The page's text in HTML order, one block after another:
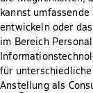
kannst
entwickeln oder
im Bereich
für
Anstellung als